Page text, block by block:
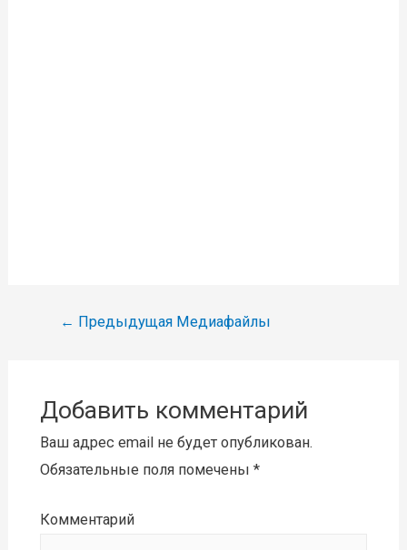
Навигация
← Предыдущая Медиафайлы
Добавить комментарий
Ваш адрес email не будет опубликован.
Обязательные поля помечены *
Комментарий